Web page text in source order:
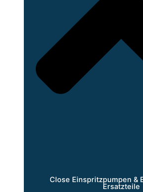
Close Einspritzpumpen &
Ersatzteile